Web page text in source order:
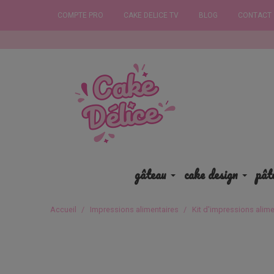
COMPTE PRO CAKE DELICE TV BLOG CONTACT
gâteau cake design
Accueil Impressions alimentaires Kit d'impressions